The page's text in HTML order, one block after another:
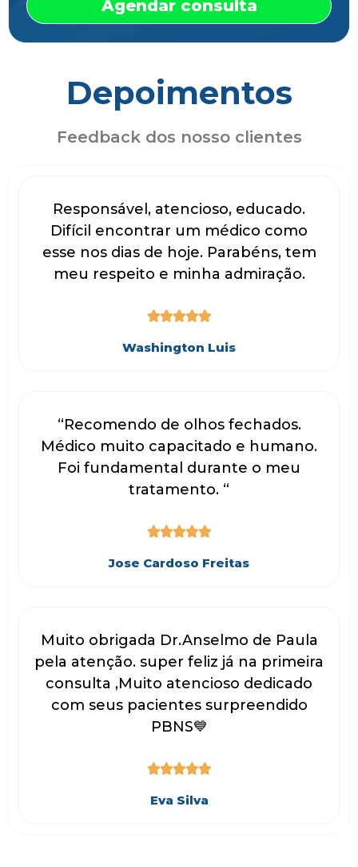
Agendar consulta
Depoimentos
Feedback dos nosso clientes
Responsável, atencioso, educado.
Difícil encontrar um médico como
esse nos dias de hoje. Parabéns, tem
meu respeito e minha admiração.

Washington Luis
“Recomendo de olhos fechados.
Médico muito capacitado e humano.
Foi fundamental durante o meu
tratamento. “

Jose Cardoso Freitas
Muito obrigada Dr.Anselmo de Paula
pela atenção. super feliz já na primeira
consulta ,Muito atencioso dedicado
com seus pacientes surpreendido
PBNS💙

Eva Silva